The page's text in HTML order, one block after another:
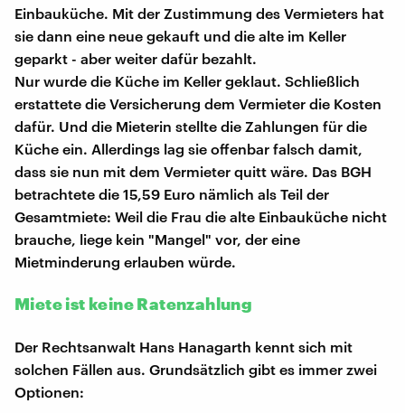
Einbauküche. Mit der Zustimmung des Vermieters hat
sie dann eine neue gekauft und die alte im Keller
geparkt - aber weiter dafür bezahlt.
Nur wurde die Küche im Keller geklaut. Schließlich
erstattete die Versicherung dem Vermieter die Kosten
dafür. Und die Mieterin stellte die Zahlungen für die
Küche ein. Allerdings lag sie offenbar falsch damit,
dass sie nun mit dem Vermieter quitt wäre. Das BGH
betrachtete die 15,59 Euro nämlich als Teil der
Gesamtmiete: Weil die Frau die alte Einbauküche nicht
brauche, liege kein "Mangel" vor, der eine
Mietminderung erlauben würde.
Miete ist keine Ratenzahlung
Der Rechtsanwalt Hans Hanagarth kennt sich mit
solchen Fällen aus. Grundsätzlich gibt es immer zwei
Optionen: